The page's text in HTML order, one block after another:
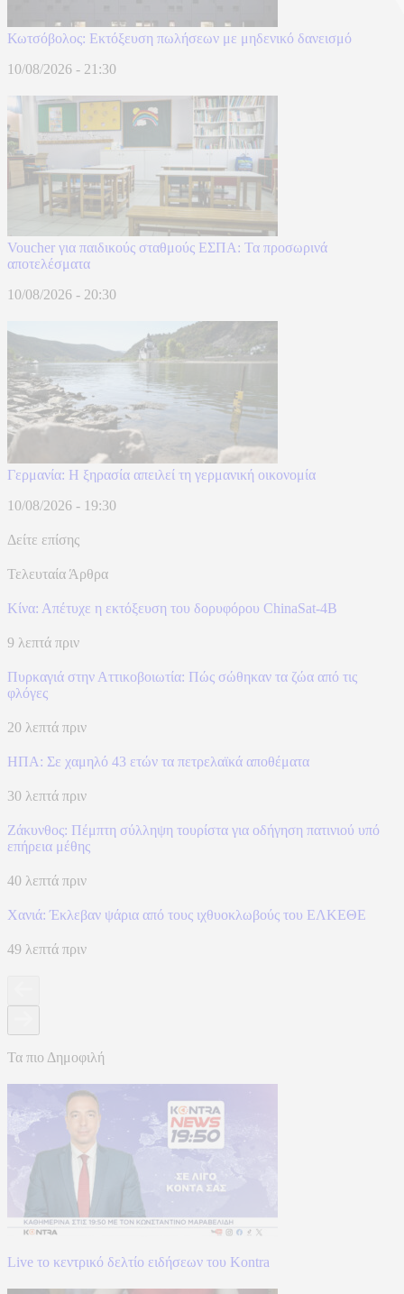
Κωτσόβολος: Εκτόξευση πωλήσεων με μηδενικό δανεισμό
10/08/2026 - 21:30
Voucher για παιδικούς σταθμούς ΕΣΠΑ: Τα προσωρινά
αποτελέσματα
10/08/2026 - 20:30
Γερμανία: Η ξηρασία απειλεί τη γερμανική οικονομία
10/08/2026 - 19:30
Δείτε επίσης
Τελευταία Άρθρα
Κίνα: Απέτυχε η εκτόξευση του δορυφόρου ChinaSat-4B
9 λεπτά πριν
Πυρκαγιά στην Αττικοβοιωτία: Πώς σώθηκαν τα ζώα από τις
φλόγες
20 λεπτά πριν
ΗΠΑ: Σε χαμηλό 43 ετών τα πετρελαϊκά αποθέματα
30 λεπτά πριν
Ζάκυνθος: Πέμπτη σύλληψη τουρίστα για οδήγηση πατινιού υπό
επήρεια μέθης
40 λεπτά πριν
Χανιά: Έκλεβαν ψάρια από τους ιχθυοκλωβούς του ΕΛΚΕΘΕ
49 λεπτά πριν
Τα πιο Δημοφιλή
Live το κεντρικό δελτίο ειδήσεων του Kontra